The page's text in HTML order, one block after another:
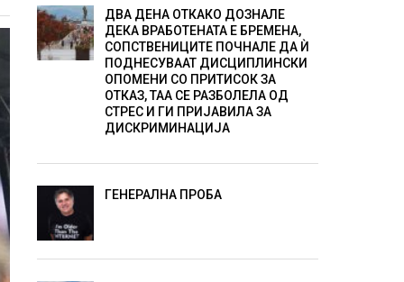
ДВА ДЕНА ОТКАКО ДОЗНАЛЕ
ДЕКА ВРАБОТЕНАТА Е БРЕМЕНА,
СОПСТВЕНИЦИТЕ ПОЧНАЛЕ ДА Ѝ
ПОДНЕСУВААТ ДИСЦИПЛИНСКИ
ОПОМЕНИ СО ПРИТИСОК ЗА
ОТКАЗ, ТАА СЕ РАЗБОЛЕЛА ОД
СТРЕС И ГИ ПРИЈАВИЛА ЗА
ДИСКРИМИНАЦИЈА
ГЕНЕРАЛНА ПРОБА